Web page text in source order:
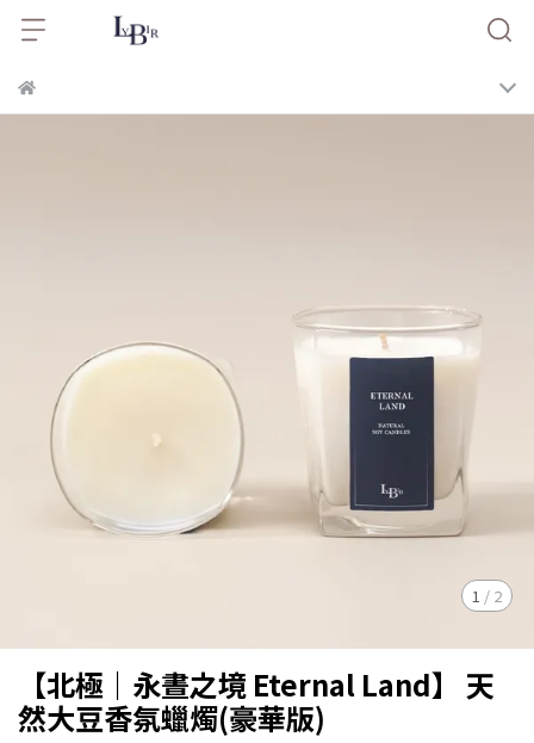
1 / 2
【北極｜永晝之境 Eternal Land】 天
然大豆香氛蠟燭(豪華版)